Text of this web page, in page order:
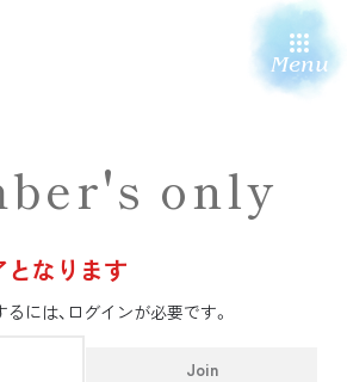
Menu
only
なります
には、ログインが必要です。
Join